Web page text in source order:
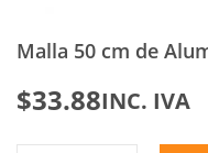
Malla 50 cm de
$33.88INC. IVA